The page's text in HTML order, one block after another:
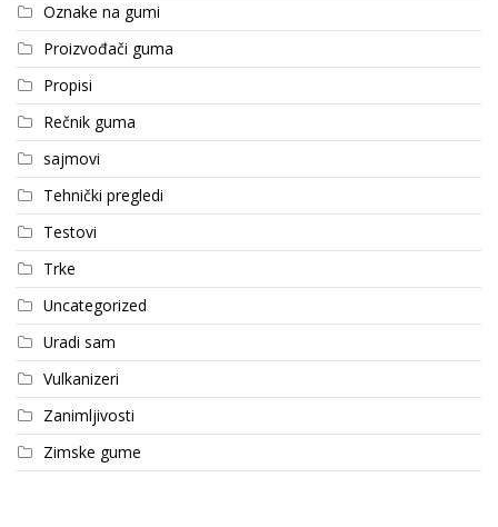
Oznake na gumi
Proizvođači guma
Propisi
Rečnik guma
sajmovi
Tehnički pregledi
Testovi
Trke
Uncategorized
Uradi sam
Vulkanizeri
Zanimljivosti
Zimske gume